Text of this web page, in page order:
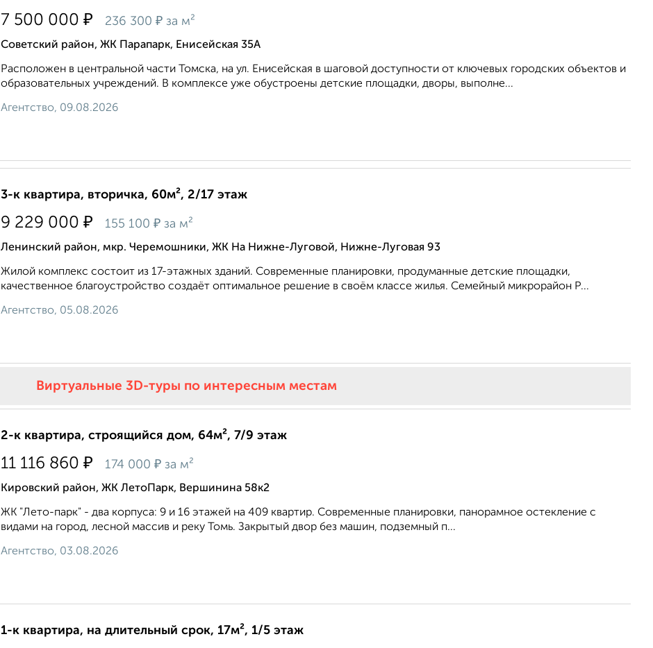
7 500 000 ₽ 236 300 ₽ за м²
Советский район, ЖК Парапарк, Енисейская 35А
Расположен в центральной части Томска, на ул. Енисейская в шаговой доступности от ключевых городских объектов и
образовательных учреждений. В комплексе уже обустроены детские площадки, дворы, выполне...
Агентство, 09.08.2026
3-к квартира, вторичка, 60м², 2/17 этаж
9 229 000 ₽ 155 100 ₽ за м²
Ленинский район, мкр. Черемошники, ЖК На Нижне-Луговой, Нижне-Луговая 93
Жилой комплекс состоит из 17-этажных зданий. Современные планировки, продуманные детские площадки,
качественное благоустройство создаёт оптимальное решение в своём классе жилья. Семейный микрорайон Р...
Агентство, 05.08.2026
Виртуальные 3D-туры по интересным местам
2-к квартира, строящийся дом, 64м², 7/9 этаж
11 116 860 ₽ 174 000 ₽ за м²
Кировский район, ЖК ЛетоПарк, Вершинина 58к2
ЖК "Лето-парк" - два корпуса: 9 и 16 этажей на 409 квартир. Современные планировки, панорамное остекление с
видами на город, лесной массив и реку Томь. Закрытый двор без машин, подземный п...
Агентство, 03.08.2026
1-к квартира, на длительный срок, 17м², 1/5 этаж